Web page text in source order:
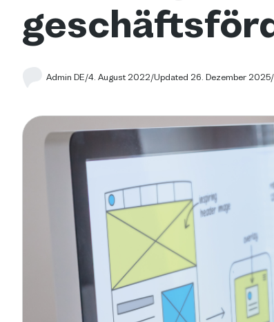
Admin DE/4. August 2022/Updated 26. Dezember 2025/